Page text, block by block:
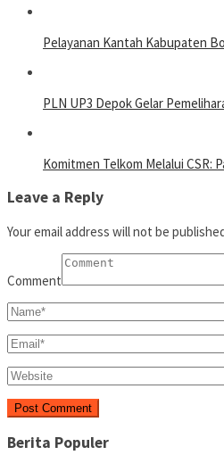
Pelayanan Kantah Kabupaten
PLN UP3 Depok Gelar
Komitmen Telkom Melalui CSR:
Leave a Reply
Your email address will not be
Comment
Berita Populer